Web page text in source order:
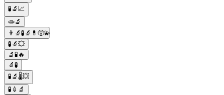
🧪🔬📈
🧫🔬
👨‍🔬🧪🔬💊😵‍💫
🧪🔬💥
🔬🧪🔥
🔬🧪
🧪🔬🌡️💥
🧪💉🔬